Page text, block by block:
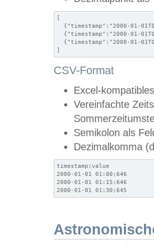
[
{"timestamp":"2000-01-
{"timestamp":"2000-01-
{"timestamp":"2000-01-
]
CSV-Format
Excel-
Vereinfachte
Semikolon als
Dezimalkomma
timestamp;value
2000-01-01 01:00;646
2000-01-01 01:15;646
2000-01-01 01:30;645